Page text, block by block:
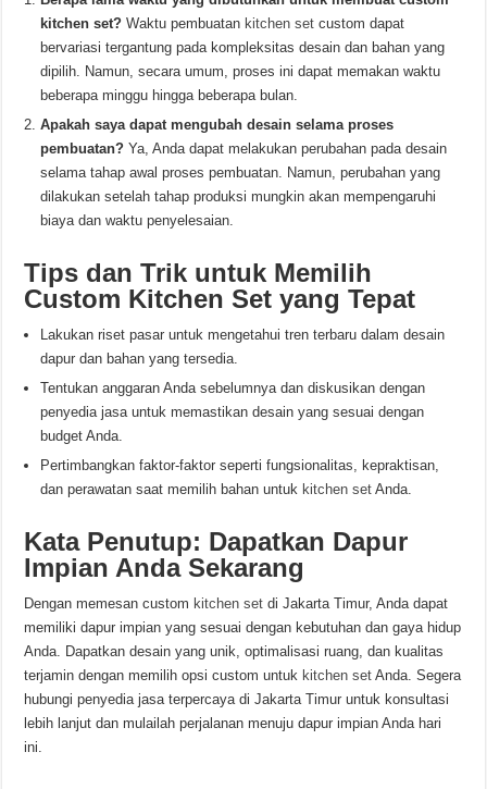
kitchen set? Waktu pembuatan kitchen set custom dapat
bervariasi tergantung pada kompleksitas desain dan bahan yang
dipilih. Namun, secara umum, proses ini dapat memakan waktu
beberapa minggu hingga beberapa bulan.
Apakah saya dapat mengubah desain selama proses
pembuatan? Ya, Anda dapat melakukan perubahan pada desain
selama tahap awal proses pembuatan. Namun, perubahan yang
dilakukan setelah tahap produksi mungkin akan mempengaruhi
biaya dan waktu penyelesaian.
Tips dan Trik untuk Memilih
Custom Kitchen Set yang Tepat
Lakukan riset pasar untuk mengetahui tren terbaru dalam desain
dapur dan bahan yang tersedia.
Tentukan anggaran Anda sebelumnya dan diskusikan dengan
penyedia jasa untuk memastikan desain yang sesuai dengan
budget Anda.
Pertimbangkan faktor-faktor seperti fungsionalitas, kepraktisan,
dan perawatan saat memilih bahan untuk kitchen set Anda.
Kata Penutup: Dapatkan Dapur
Impian Anda Sekarang
Dengan memesan custom kitchen set di Jakarta Timur, Anda dapat
memiliki dapur impian yang sesuai dengan kebutuhan dan gaya hidup
Anda. Dapatkan desain yang unik, optimalisasi ruang, dan kualitas
terjamin dengan memilih opsi custom untuk kitchen set Anda. Segera
hubungi penyedia jasa terpercaya di Jakarta Timur untuk konsultasi
lebih lanjut dan mulailah perjalanan menuju dapur impian Anda hari
ini.